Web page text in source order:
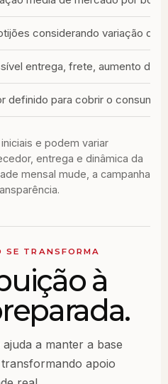
considerando variação de
entrega, frete, aumento de
definido para cobrir o consumo
e podem variar
entrega e dinâmica da
mensal mude, a campanha
SE TRANSFORMA
à
a manter a base
apoio